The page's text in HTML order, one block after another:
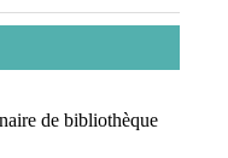
de bibliothèque